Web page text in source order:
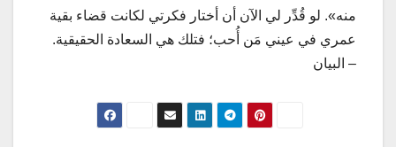
منه». لو قُدِّر لي الآن أن أختار فكرتي لكانت قضاء بقية
عمري في عيني مَن أُحب؛ فتلك هي السعادة الحقيقية.
– البيان